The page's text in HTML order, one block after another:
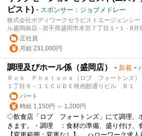
ピスト) - スポンサー：ジョブメドレー
株式会社ボディワークセラピストエージェンシ
ル盛岡南店 - 岩手県盛岡市本宮７丁目１−１ - 8月
正社員
月給 231,000円
調理及びホール係（盛岡店） - 新着 -
Ｒｏｂ Ｐｈｏｔｏｎｓ（ロブ フォートンズ）
１丁目９－１１ＣＵＢＥ映画館通りビル Ｂ１
パート
時給 1,150円 ～ 1,200円
◇飲食店「ロブ フォートンズ」にて調理、
きます。・調理 ：食材の準備、盛り付け、